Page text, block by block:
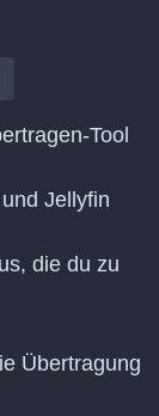
Tool
Jellyfin
die du zu
Übertragung